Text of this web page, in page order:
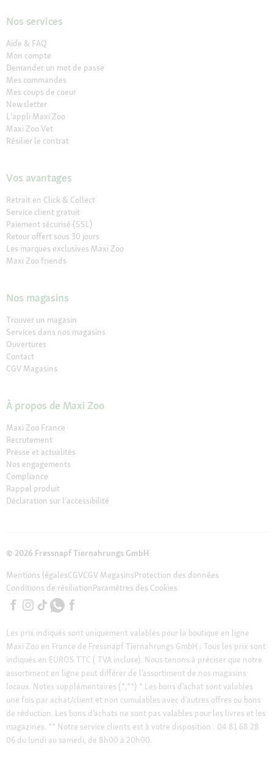
Nos services
Aide & FAQ
Mon compte
Demander un mot de passe
Mes commandes
Mes coups de coeur
Newsletter
L'appli Maxi Zoo
Maxi Zoo Vet
Résilier le contrat
Vos avantages
Retrait en Click & Collect
Service client gratuit
Paiement sécurisé (SSL)
Retour offert sous 30 jours
Les marques exclusives Maxi Zoo
Maxi Zoo friends
Nos magasins
Trouver un magasin
Services dans nos magasins
Ouvertures
Contact
CGV Magasins
À propos de Maxi Zoo
Maxi Zoo France
Recrutement
Presse et actualités
Nos engagements
Compliance
Rappel produit
Déclaration sur l’accessibilité
© 2026 Fressnapf Tiernahrungs GmbH
Mentions légalesCGVCGV MagasinsProtection des données
Conditions de résiliationParamètres des Cookies
Les prix indiqués sont uniquement valables pour la boutique en ligne
Maxi Zoo en France de Fressnapf Tiernahrungs GmbH ; Tous les prix sont
indiqués en EUROS TTC ( TVA incluse). Nous tenons à préciser que notre
assortiment en ligne peut différer de l’assortiment de nos magasins
locaux. Notes supplémentaires (*,**) * Les bons d’achat sont valables
une fois par achat/client et non cumulables avec d’autres offres ou bons
de réduction. Les bons d’achats ne sont pas valables pour les livres et les
magazines. ** Notre service clients est à votre disposition : 04 81 68 28
06 du lundi au samedi, de 8h00 à 20h00.